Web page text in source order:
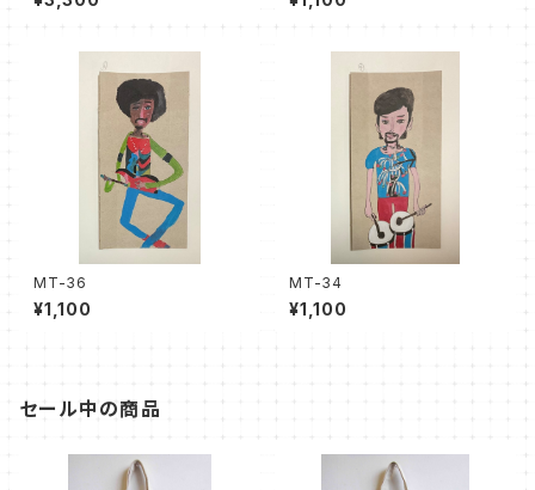
MT-36
¥1,100
MT-34
¥1,100
セール中の商品